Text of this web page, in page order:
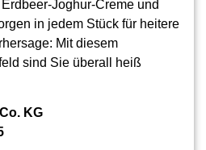
Joghur-Creme und
in jedem Stück für heitere
Mit diesem
sind Sie überall heiß
KG